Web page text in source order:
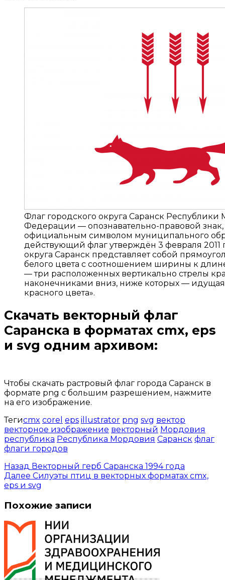
Флаг городского округа Саранск
Федерации — опознавательно-правовой
официальным символом муниципального
действующий флаг утверждён 3 февраля 2011
округа Саранск представляет собой
белого цвета с соотношением ширины к
— три расположенных вертикально стрелы
наконечниками вниз, ниже которых —
красного цвета».
Скачать векторный флаг
Саранска в форматах cmx, eps
и svg одним архивом:
Чтобы скачать растровый флаг города Саранск в
формате png с большим разрешением, нажмите
на его изображение.
Тегиcmx corel eps illustrator png svg вектор
векторное изображение векторный Мордовия
республика Республика Мордовия Саранск флаг
флаги городов
Назад Векторный герб Саранска 1994 года
Далее Силуэты птиц в векторных форматах cmx,
eps и svg
Похожие записи